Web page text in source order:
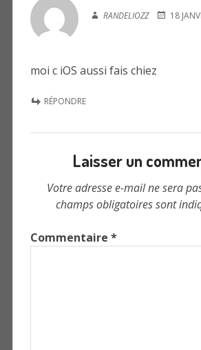
RANDELIOZZ 18
moi c iOS aussi fais chiez
RÉPONDRE
Laisser un
Votre adresse e-mail ne sera
champs obligatoires sont
Commentaire *